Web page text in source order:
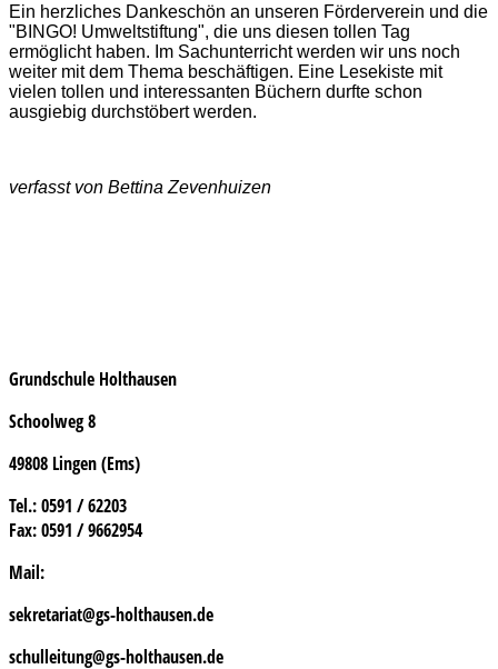
Ein herzliches Dankeschön an unseren Förderverein und die
"BINGO! Umweltstiftung", die uns diesen tollen Tag
ermöglicht haben. Im Sachunterricht werden wir uns noch
weiter mit dem Thema beschäftigen. Eine Lesekiste mit
vielen tollen und interessanten Büchern durfte schon
ausgiebig durchstöbert werden.
verfasst von Bettina Zevenhuizen
Grundschule Holthausen
Schoolweg 8
49808 Lingen (Ems)
Tel.: 0591 / 62203
Fax:0591 / 9662954
Mail:
sekretariat@gs-holthausen.de
schulleitung@gs-holthausen.de